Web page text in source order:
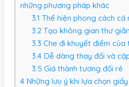
những phương pháp khác
3.1 Thể hiện phong cách cá
3.2Tạo không gian thư giãn
3.3 Che đi khuyết điểm của
3.4Dễ dàng thay đổi và
3.5 Giá thành tương đối rẻ
4Những lưu ý khi lựa chọn